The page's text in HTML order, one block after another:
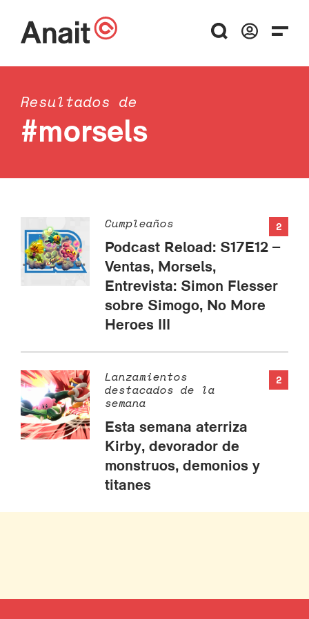
Resultados de
#morsels
2
Cumpleaños
Podcast Reload: S17E12 –
Ventas, Morsels,
Entrevista: Simon Flesser
sobre Simogo, No More
Heroes III
2
Lanzamientos
destacados de la
semana
Esta semana aterriza
Kirby, devorador de
monstruos, demonios y
titanes